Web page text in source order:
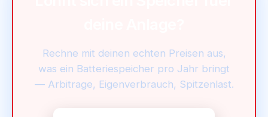
Rechne mit deinen echten Preisen aus,
was ein Batteriespeicher pro Jahr bringt
— Arbitrage, Eigenverbrauch, Spitzenlast.